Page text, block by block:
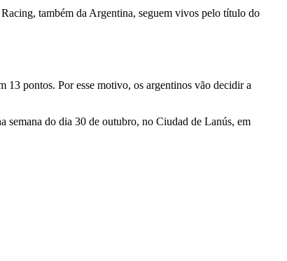
também da Argentina, seguem vivos pelo título do
pontos. Por esse motivo, os argentinos vão decidir a
semana do dia 30 de outubro, no Ciudad de Lanús, em